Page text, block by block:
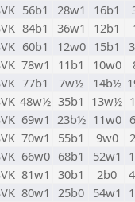
56b1 28w1 16b1
84b1 36w1 12b1
60b1 12w0 15b1
78w1 11b1 10w0
77b1 7w½ 14b½
48w½ 35b1 13w½
69w1 23b½ 11w0
70w1 55b1 9w0
66w0 68b1 52w1
81w1 30b1 2b0
80w1 25b0 54w1